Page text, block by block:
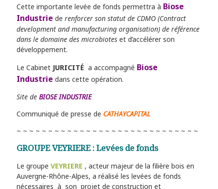
Cette importante levée de fonds permettra à Biose
Industrie de renforcer son statut de CDMO (Contract
development and manufacturing organisation) de référence
dans le domaine des microbioteset d’accélérer son
développement.
Le Cabinet JURICITÉ a accompagné Biose
Industrie dans cette opération.
Site de BIOSE INDUSTRIE
Communiqué de presse de CATHAYCAPITAL
~ ~ ~ ~ ~ ~ ~ ~ ~ ~ ~ ~ ~ ~ ~ ~ ~ ~ ~ ~ ~ ~ ~ ~ ~ ~ ~ ~ ~
GROUPE VEYRIERE : Levées de fonds
Le groupe VEYRIERE , acteur majeur de la filière bois en
Auvergne-Rhône-Alpes, a réalisé les levées de fonds
nécessaires à son projet de construction et